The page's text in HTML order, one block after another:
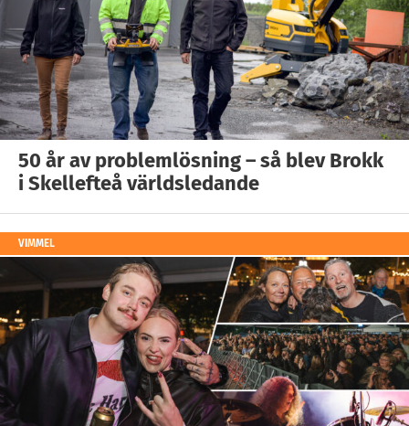
50 år av problemlösning – så blev Brokk
i Skellefteå världsledande
VIMMEL